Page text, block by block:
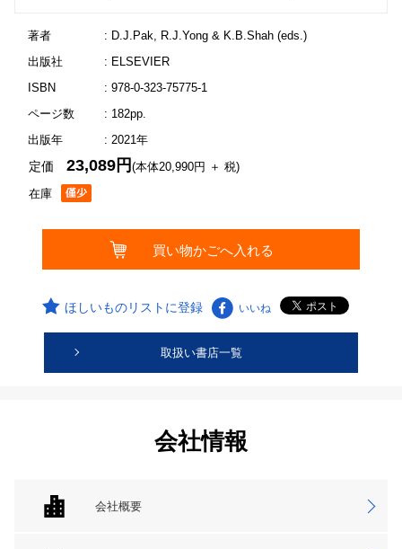
著者
: D.J.Pak, R.J.Yong & K.B.Shah (eds.)
出版社
: ELSEVIER
ISBN
: 978-0-323-75775-1
ページ数
: 182pp.
出版年
: 2021年
在庫
定価23,089円(本体20,990円 ＋ 税)
ほしいものリストに登録 いいね
取扱い書店一覧
会社情報
会社概要